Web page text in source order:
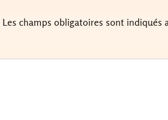
Les champs obligatoires sont indiqués